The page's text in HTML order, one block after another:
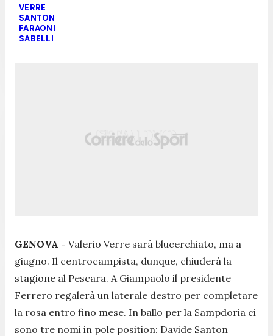
VERRE
SANTON
FARAONI
SABELLI
GENOVA - Valerio Verre sarà blucerchiato, ma a
giugno. Il centrocampista, dunque, chiuderà la
stagione al Pescara. A Giampaolo il presidente
Ferrero regalerà un laterale destro per completare
la rosa entro fino mese. In ballo per la Sampdoria ci
sono tre nomi in pole position: Davide Santon